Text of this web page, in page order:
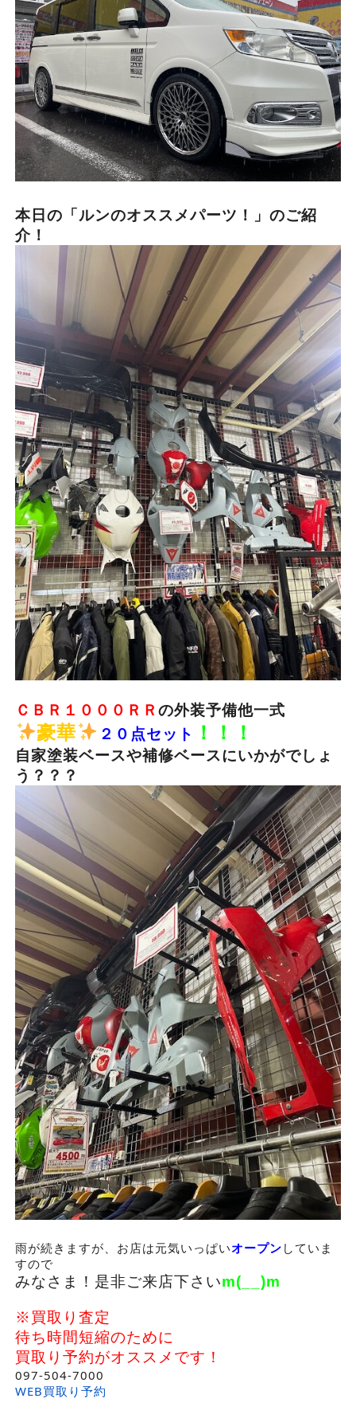
本日の「ルンのオススメパーツ！」のご紹
介！
ＣＢＲ１０００ＲＲ の外装予備他一式
豪華 ２０点セット ！！！
自家塗装ベースや補修ベースにいかがでしょ
う？？？
雨が続きますが、お店は元気いっぱいオープン していま
すので
みなさま！是非ご来店下さいm(__)m
※買取り査定
待ち時間短縮のために
買取り予約がオススメです！
097-504-7000
WEB買取り予約